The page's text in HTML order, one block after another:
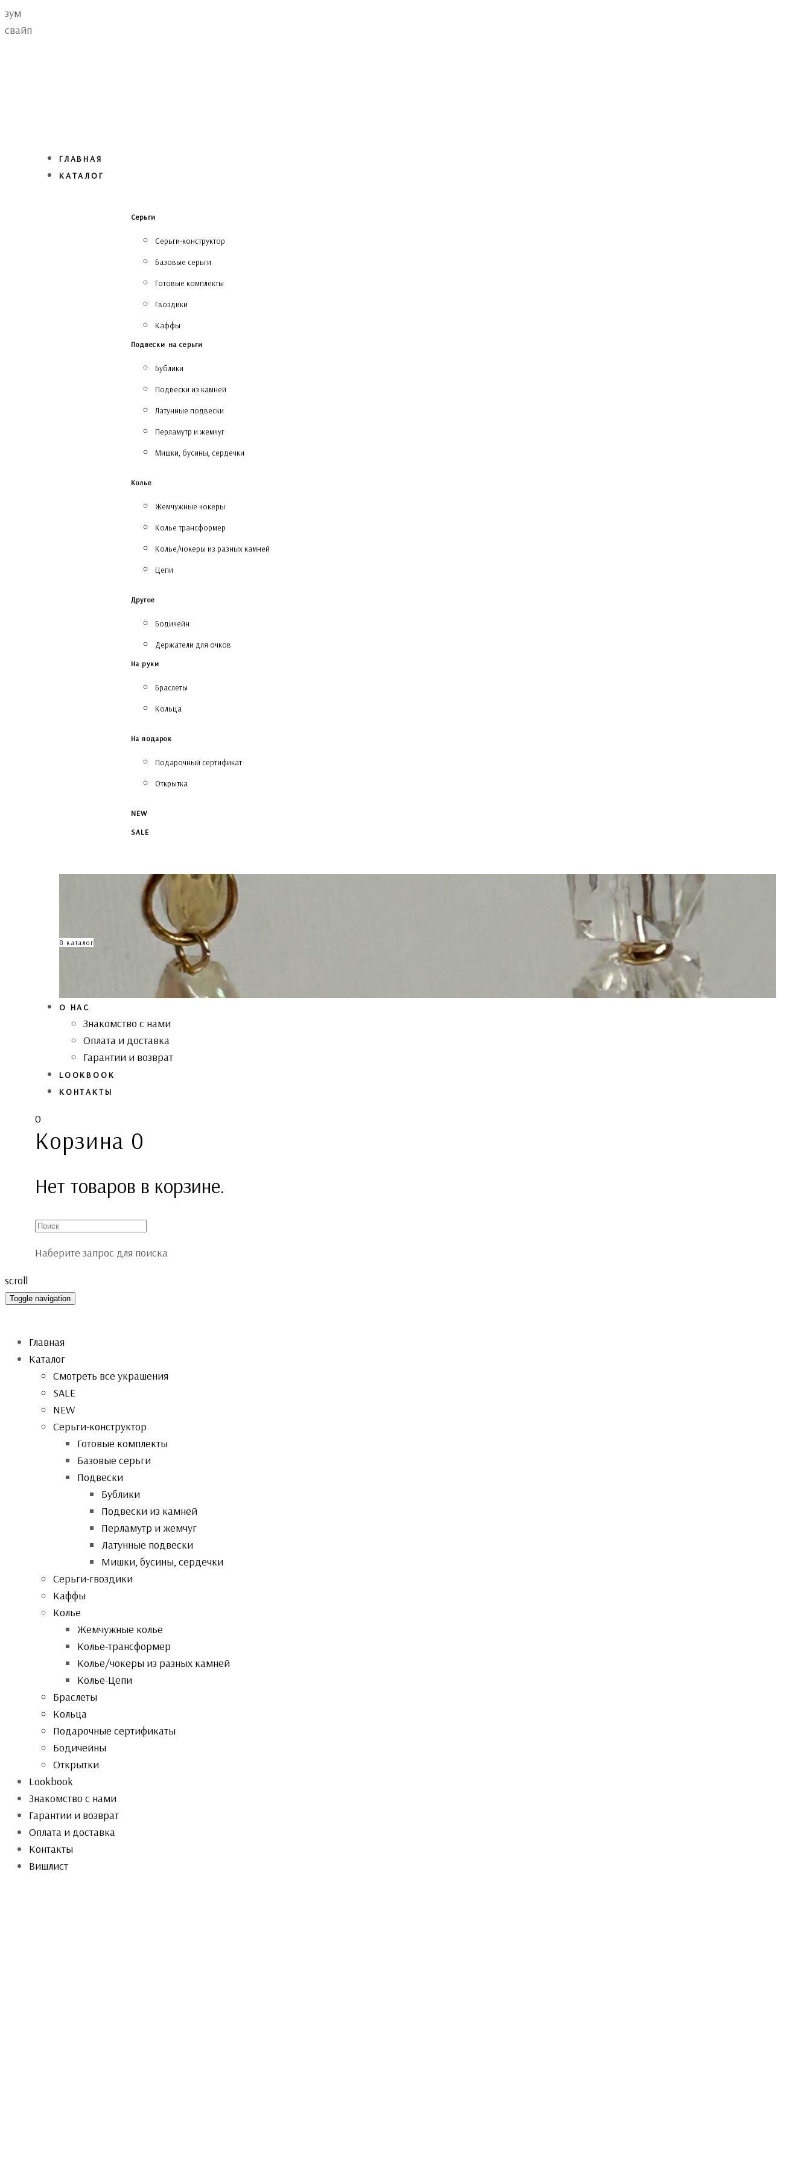
Skip
links
Skip
to
зум
свайп
ГЛАВНАЯ
КАТАЛОГ
Серьги
Серьги-конструктор
Базовые серьги
Готовые комплекты
Гвоздики
Каффы
Подвески на серьги
Бублики
Подвески из камней
Латунные подвески
Перламутр и жемчуг
Мишки, бусины, сердечки
Колье
Жемчужные чокеры
Колье трансформер
Колье/чокеры из разных камней
Цепи
Другое
Бодичейн
Держатели для очков
На руки
Браслеты
Кольца
На подарок
Подарочный сертификат
Открытка
NEW
SALE
В каталог
О НАС
Знакомство с нами
Оплата и доставка
Гарантии и возврат
LOOKBOOK
КОНТАКТЫ
0
Корзина 0
Нет товаров в корзине.
Наберите запрос для поиска
scroll
Toggle navigation
Главная
Каталог
Смотреть все украшения
SALE
NEW
Серьги-конструктор
Готовые комплекты
Базовые серьги
Подвески
Бублики
Подвески из камней
Перламутр и жемчуг
Латунные подвески
Мишки, бусины, сердечки
Серьги-гвоздики
Каффы
Колье
Жемчужные колье
Колье-трансформер
Колье/чокеры из разных камней
Колье-Цепи
Браслеты
Кольца
Подарочные сертификаты
Бодичейны
Открытки
Lookbook
Знакомство с нами
Гарантии и возврат
Оплата и доставка
Контакты
Вишлист